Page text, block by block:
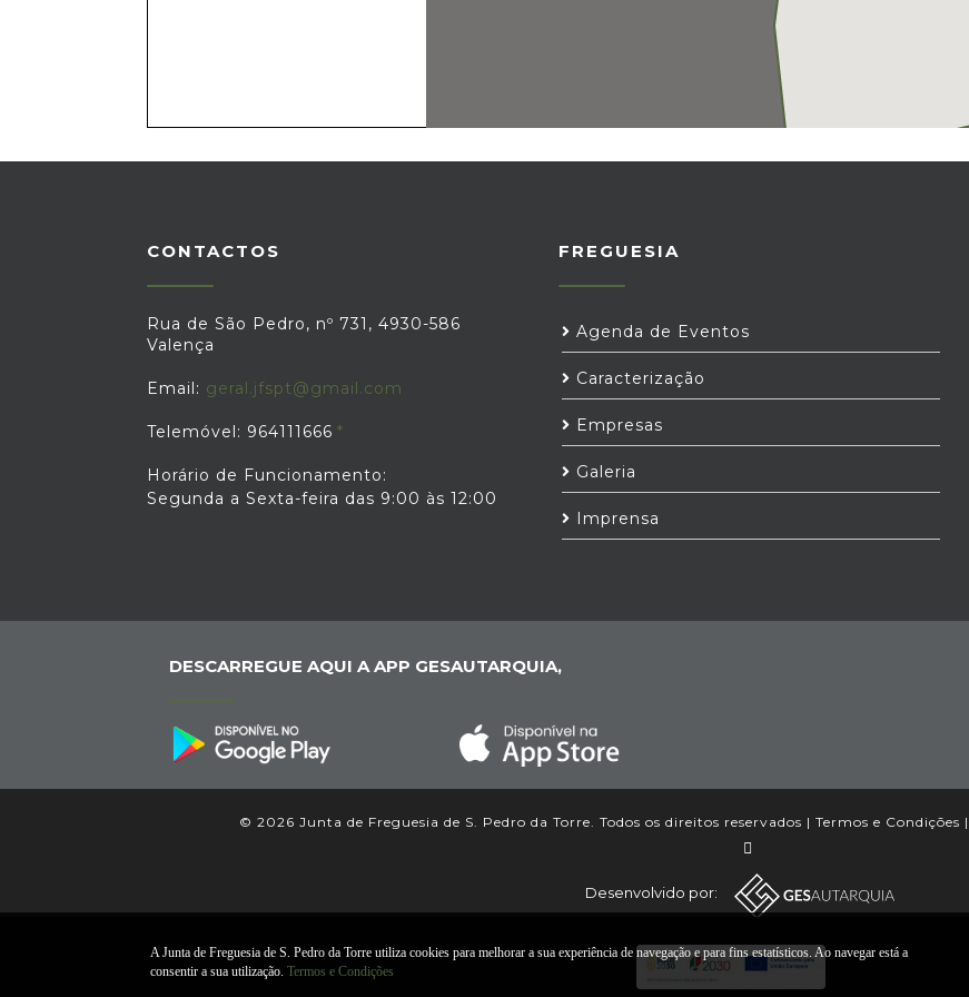
CONTACTOS
Rua de São Pedro, nº 731, 4930-586
Valença
Email: geral.jfspt@gmail.com
Telemóvel: 964111666
Horário de Funcionamento:
Segunda a Sexta-feira das 9:00 às 12:00
FREGUESIA
Agenda de Eventos
Caracterização
Empresas
Galeria
Imprensa
DESCARREGUE AQUI A APP GESAUTARQUIA,
© 2026 Junta de Freguesia de S. Pedro da Torre. Todos os direitos reservados | Termos e Condições |
Desenvolvido por:
A Junta de Freguesia de S. Pedro da Torre utiliza cookies para melhorar a sua experiência de navegação e para fins estatísticos. Ao navegar está a
consentir a sua utilização. Termos e Condições